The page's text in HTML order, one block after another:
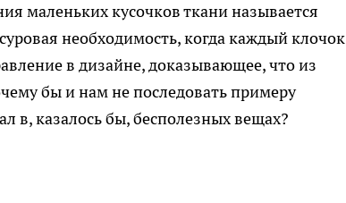
маленьких кусочков ткани называется
необходимость, когда каждый клочок
в дизайне, доказывающее, что из
бы и нам не последовать примеру
в, казалось бы, бесполезных вещах?